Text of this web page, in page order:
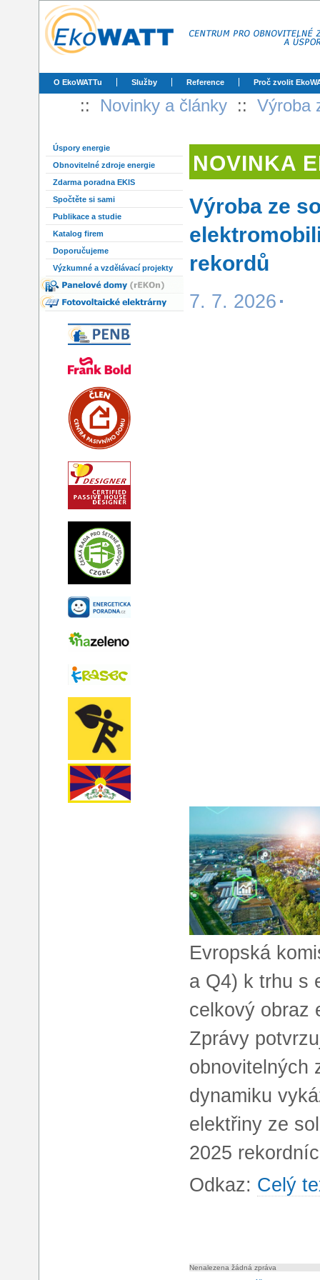
O EkoWATTu Služby Reference Proč zvolit
:: Novinky a články :: Výroba
Úspory energie
Obnovitelné zdroje energie
Zdarma poradna EKIS
Spočtěte si sami
Publikace a studie
Katalog firem
Doporučujeme
Výzkumné a vzdělávací projekty
NOVINKA
Výroba ze
rekordů
7. 7. 2026
Evropská
a Q4) k trhu s
celkový obraz
Zprávy
obnovitelných
dynamiku
elektřiny ze
2025
Odkaz: Celý
Nenalezena žádná zpráva